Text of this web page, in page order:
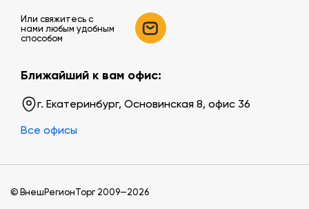
Или свяжитесь c
нами любым удобным
способом
Ближайший к вам офис:
г. Екатеринбург, Основинская 8, офис 36
Все офисы
© ВнешРегионТорг 2009—2026